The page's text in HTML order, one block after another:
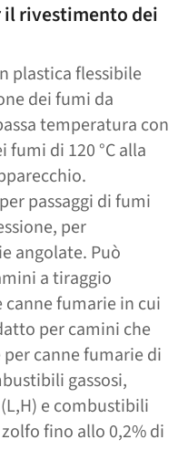
il rivestimento dei
plastica flessibile
dei fumi da
temperatura con
di 120 °C alla
passaggi di fumi
per
angolate. Può
a tiraggio
fumarie in cui
per camini che
canne fumarie di
gassosi,
e combustibili
fino allo 0,2% di